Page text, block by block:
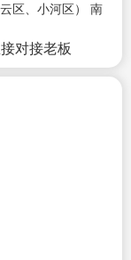
区、小河区） 南
对接老板